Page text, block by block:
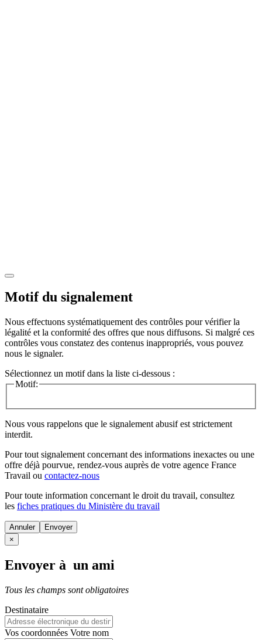
Motif du signalement
Nous effectuons systématiquement des contrôles pour vérifier la
légalité et la conformité des offres que nous diffusons. Si malgré ces
contrôles vous constatez des contenus inappropriés, vous pouvez
nous le signaler.
Sélectionnez un motif dans la liste ci-dessous :
Motif:
Nous vous rappelons que le signalement abusif est strictement
interdit.
Pour tout signalement concernant des informations inexactes ou une
offre déjà pourvue, rendez-vous auprès de votre agence France
Travail ou contactez-nous
Pour toute information concernant le droit du travail, consultez
les fiches pratiques du Ministère du travail
Annuler
×
Envoyer à un ami
Tous les champs sont obligatoires
Destinataire
Vos coordonnées Votre nom